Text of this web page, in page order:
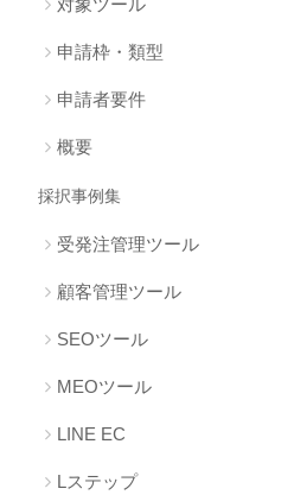
対象ツール
申請枠・類型
申請者要件
概要
採択事例集
受発注管理ツール
顧客管理ツール
SEOツール
MEOツール
LINE EC
Lステップ